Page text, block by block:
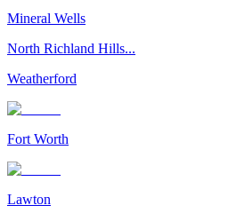
Mineral Wells
North Richland Hills...
Weatherford
Fort Worth
Lawton